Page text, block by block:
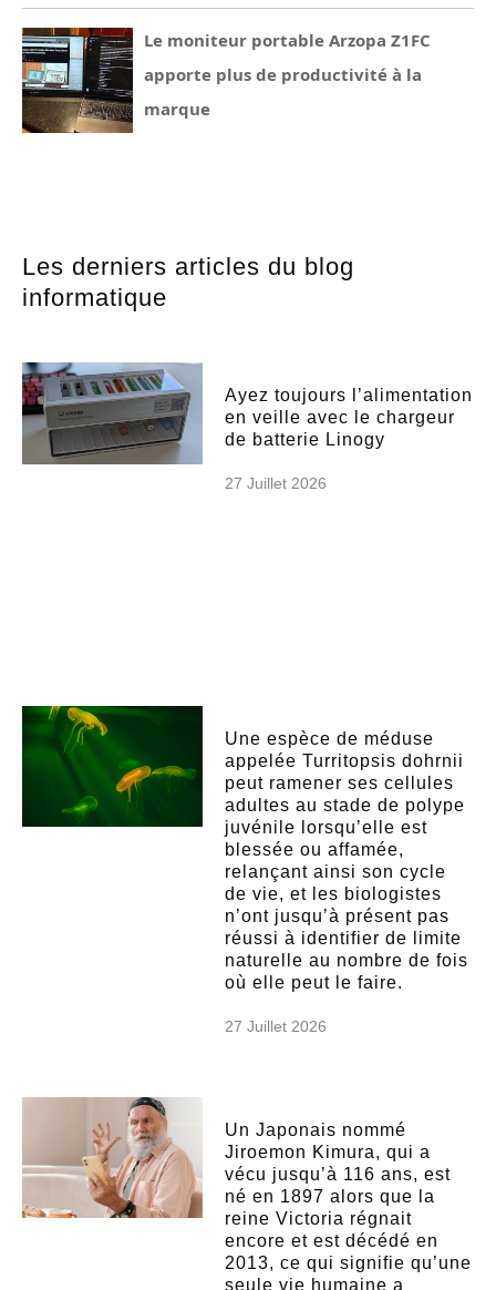
Le moniteur portable Arzopa Z1FC
apporte plus de productivité à la
marque
Les derniers articles du blog
informatique
Ayez toujours l’alimentation
en veille avec le chargeur
de batterie Linogy
27 Juillet 2026
Une espèce de méduse
appelée Turritopsis dohrnii
peut ramener ses cellules
adultes au stade de polype
juvénile lorsqu’elle est
blessée ou affamée,
relançant ainsi son cycle
de vie, et les biologistes
n’ont jusqu’à présent pas
réussi à identifier de limite
naturelle au nombre de fois
où elle peut le faire.
27 Juillet 2026
Un Japonais nommé
Jiroemon Kimura, qui a
vécu jusqu’à 116 ans, est
né en 1897 alors que la
reine Victoria régnait
encore et est décédé en
2013, ce qui signifie qu’une
seule vie humaine a